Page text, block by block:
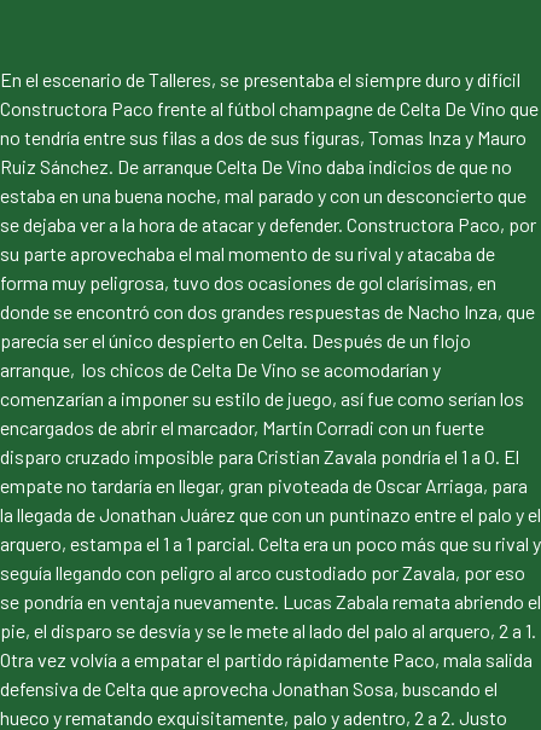
En el escenario de Talleres, se presentaba el siempre duro y difícil
Constructora Paco frente al fútbol champagne de Celta De Vino que
no tendría entre sus filas a dos de sus figuras, Tomas Inza y Mauro
Ruiz Sánchez. De arranque Celta De Vino daba indicios de que no
estaba en una buena noche, mal parado y con un desconcierto que
se dejaba ver a la hora de atacar y defender. Constructora Paco, por
su parte aprovechaba el mal momento de su rival y atacaba de
forma muy peligrosa, tuvo dos ocasiones de gol clarísimas, en
donde se encontró con dos grandes respuestas de Nacho Inza, que
parecía ser el único despierto en Celta. Después de un flojo
arranque, los chicos de Celta De Vino se acomodarían y
comenzarían a imponer su estilo de juego, así fue como serían los
encargados de abrir el marcador, Martin Corradi con un fuerte
disparo cruzado imposible para Cristian Zavala pondría el 1 a 0. El
empate no tardaría en llegar, gran pivoteada de Oscar Arriaga, para
la llegada de Jonathan Juárez que con un puntinazo entre el palo y el
arquero, estampa el 1 a 1 parcial. Celta era un poco más que su rival y
seguía llegando con peligro al arco custodiado por Zavala, por eso
se pondría en ventaja nuevamente. Lucas Zabala remata abriendo el
pie, el disparo se desvía y se le mete al lado del palo al arquero, 2 a 1.
Otra vez volvía a empatar el partido rápidamente Paco, mala salida
defensiva de Celta que aprovecha Jonathan Sosa, buscando el
hueco y rematando exquisitamente, palo y adentro, 2 a 2. Justo